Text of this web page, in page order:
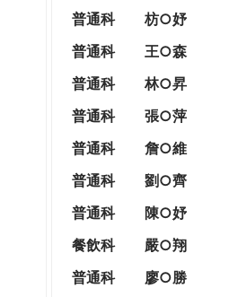
普通科
枋○妤
普通科
王○森
普通科
林○昇
普通科
張○萍
普通科
詹○維
普通科
劉○齊
普通科
陳○妤
餐飲科
嚴○翔
普通科
廖○勝